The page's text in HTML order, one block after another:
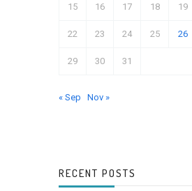
15 16 17 18 19
22 23 24 25 26
29 30 31
« Sep Nov »
RECENT POSTS